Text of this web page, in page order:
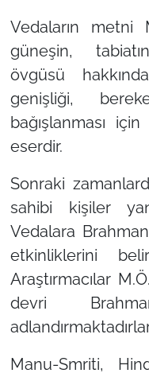
Vedaların metni
güneşin,
övgüsü
genişliği,
bağışlanması
eserdir.
Sonraki
sahibi kişiler
Vedalara
etkinliklerini
Araştırmacılar
devri
Manu-Smriti,